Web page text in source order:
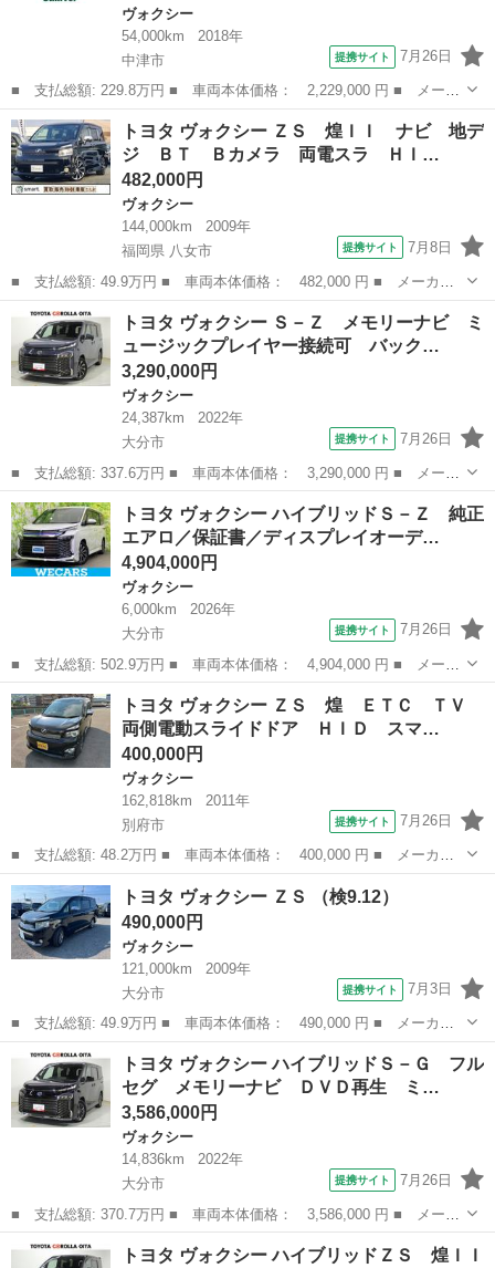
ヴォクシー
54,000km
2018年
中津市
提携サイト 7月26日
■ 支払総額: 229.8万円 ■ 車両本体価格： 2,229,000 円 ■ メーカ
ー名： トヨタ ■ 車種名： ヴォクシー ■ グレード名： ＺＳ
煌 １２インチフリップダウンモニター 純正１０インチナビ 両側
電動スラ...
大分 中津市 ヴォクシー
トヨタ ヴォクシー ＺＳ 煌ＩＩ ナビ 地デ
ジ ＢＴ Ｂカメラ 両電スラ ＨＩ…
482,000円
ヴォクシー
144,000km
2009年
福岡県 八女市
提携サイト 7月8日
■ 支払総額: 49.9万円 ■ 車両本体価格： 482,000 円 ■ メーカー
名： トヨタ ■ 車種名： ヴォクシー ■ グレード名： ＺＳ 煌
ＩＩ ナビ 地デジ ＢＴ Ｂカメラ 両電スラ ＨＩＤライト フ
ォグ ＥＴＣ...
福岡 八女市 ヴォクシー
トヨタ ヴォクシー Ｓ－Ｚ メモリーナビ ミ
ュージックプレイヤー接続可 バック…
3,290,000円
ヴォクシー
24,387km
2022年
大分市
提携サイト 7月26日
■ 支払総額: 337.6万円 ■ 車両本体価格： 3,290,000 円 ■ メーカ
ー名： トヨタ ■ 車種名： ヴォクシー ■ グレード名： Ｓ－
Ｚ メモリーナビ ミュージックプレイヤー接続可 バックカメラ
衝突被害軽...
大分 大分市 ヴォクシー
トヨタ ヴォクシー ハイブリッドＳ－Ｚ 純正
エアロ／保証書／ディスプレイオーデ…
4,904,000円
ヴォクシー
6,000km
2026年
大分市
提携サイト 7月26日
■ 支払総額: 502.9万円 ■ 車両本体価格： 4,904,000 円 ■ メーカ
ー名： トヨタ ■ 車種名： ヴォクシー ■ グレード名： ハイブ
リッドＳ－Ｚ 純正エアロ／保証書／ディスプレイオーディオ＋ナビ
１０イン...
大分 大分市 ヴォクシー
トヨタ ヴォクシー ＺＳ 煌 ＥＴＣ ＴＶ
両側電動スライドドア ＨＩＤ スマ…
400,000円
ヴォクシー
162,818km
2011年
別府市
提携サイト 7月26日
■ 支払総額: 48.2万円 ■ 車両本体価格： 400,000 円 ■ メーカー
名： トヨタ ■ 車種名： ヴォクシー ■ グレード名： ＺＳ
煌 ＥＴＣ ＴＶ 両側電動スライドドア ＨＩＤ スマートキー
３列シート フ...
大分 別府市 ヴォクシー
トヨタ ヴォクシー ＺＳ （検9.12）
490,000円
ヴォクシー
121,000km
2009年
大分市
提携サイト 7月3日
■ 支払総額: 49.9万円 ■ 車両本体価格： 490,000 円 ■ メーカー
名： トヨタ ■ 車種名： ヴォクシー ■ グレード名： ＺＳ ■
排気量： 2000cc ■ ドア枚数： 5D ■ ミッション： CVT ...
大分 大分市 ヴォクシー
トヨタ ヴォクシー ハイブリッドＳ－Ｇ フル
セグ メモリーナビ ＤＶＤ再生 ミ…
3,586,000円
ヴォクシー
14,836km
2022年
大分市
提携サイト 7月26日
■ 支払総額: 370.7万円 ■ 車両本体価格： 3,586,000 円 ■ メーカ
ー名： トヨタ ■ 車種名： ヴォクシー ■ グレード名： ハイブ
リッドＳ－Ｇ フルセグ メモリーナビ ＤＶＤ再生 ミュージック
大分 大分市 ヴォクシー
トヨタ ヴォクシー ハイブリッドＺＳ 煌ＩＩ